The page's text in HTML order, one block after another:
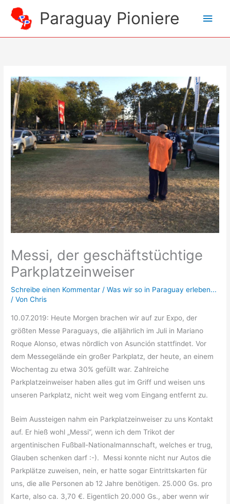
Inhalt
springen
Paraguay Pioniere
Messi, der geschäftstüchtige
Parkplatzeinweiser
Schreibe einen Kommentar /Was wir so in Paraguay erleben...
/ VonChris
10.07.2019: Heute Morgen brachen wir auf zur Expo, der
größten Messe Paraguays, die alljährlich im Juli in Mariano
Roque Alonso, etwas nördlich von Asunción stattfindet. Vor
dem Messegelände ein großer Parkplatz, der heute, an einem
Wochentag zu etwa 30% gefüllt war. Zahlreiche
Parkplatzeinweiser haben alles gut im Griff und weisen uns
unseren Parkplatz, nicht weit weg vom Eingang entfernt zu.
Beim Aussteigen nahm ein Parkplatzeinweiser zu uns Kontakt
auf. Er hieß wohl „Messi“, wenn ich dem Trikot der
argentinischen Fußball-Nationalmannschaft, welches er trug,
Glauben schenken darf :-). Messi konnte nicht nur Autos die
Parkplätze zuweisen, nein, er hatte sogar Eintrittskarten für
uns, die alle Personen ab 12 Jahre benötigen. 25.000 Gs. pro
Karte, also ca. 3,70 €. Eigentlich 20.000 Gs., aber wenn wir